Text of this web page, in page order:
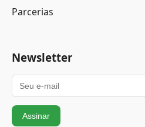
Parcerias
Newsletter
Assinar